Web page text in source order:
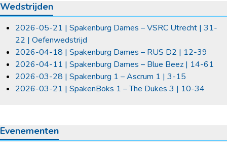
Wedstrijden
2026-05-21 | Spakenburg Dames – VSRC Utrecht | 31-
22 | Oefenwedstrijd
2026-04-18 | Spakenburg Dames – RUS D2 | 12-39
2026-04-11 | Spakenburg Dames – Blue Beez | 14-61
2026-03-28 | Spakenburg 1 – Ascrum 1 | 3-15
2026-03-21 | SpakenBoks 1 – The Dukes 3 | 10-34
Evenementen